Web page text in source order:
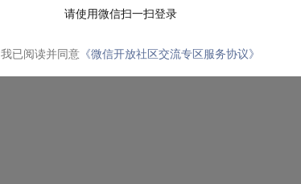
请使用微信扫一扫登录
我已阅读并同意 《微信开放社区交流专区服务协议》